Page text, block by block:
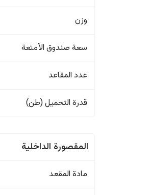
وزن
سعة صندوق الأمتعة
عدد المقاعد
قدرة التحميل (طن)
المقصورة الداخلية
مادة المقعد